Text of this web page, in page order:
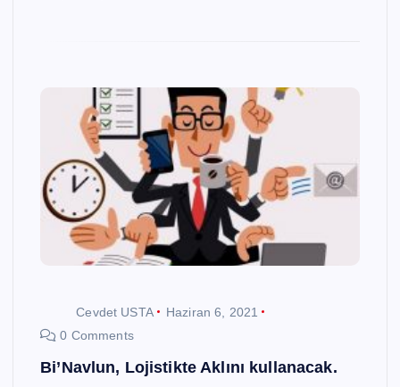
Cevdet USTA
Haziran 6, 2021
0 Comments
Bi’Navlun, Lojistikte Aklını kullanacak.